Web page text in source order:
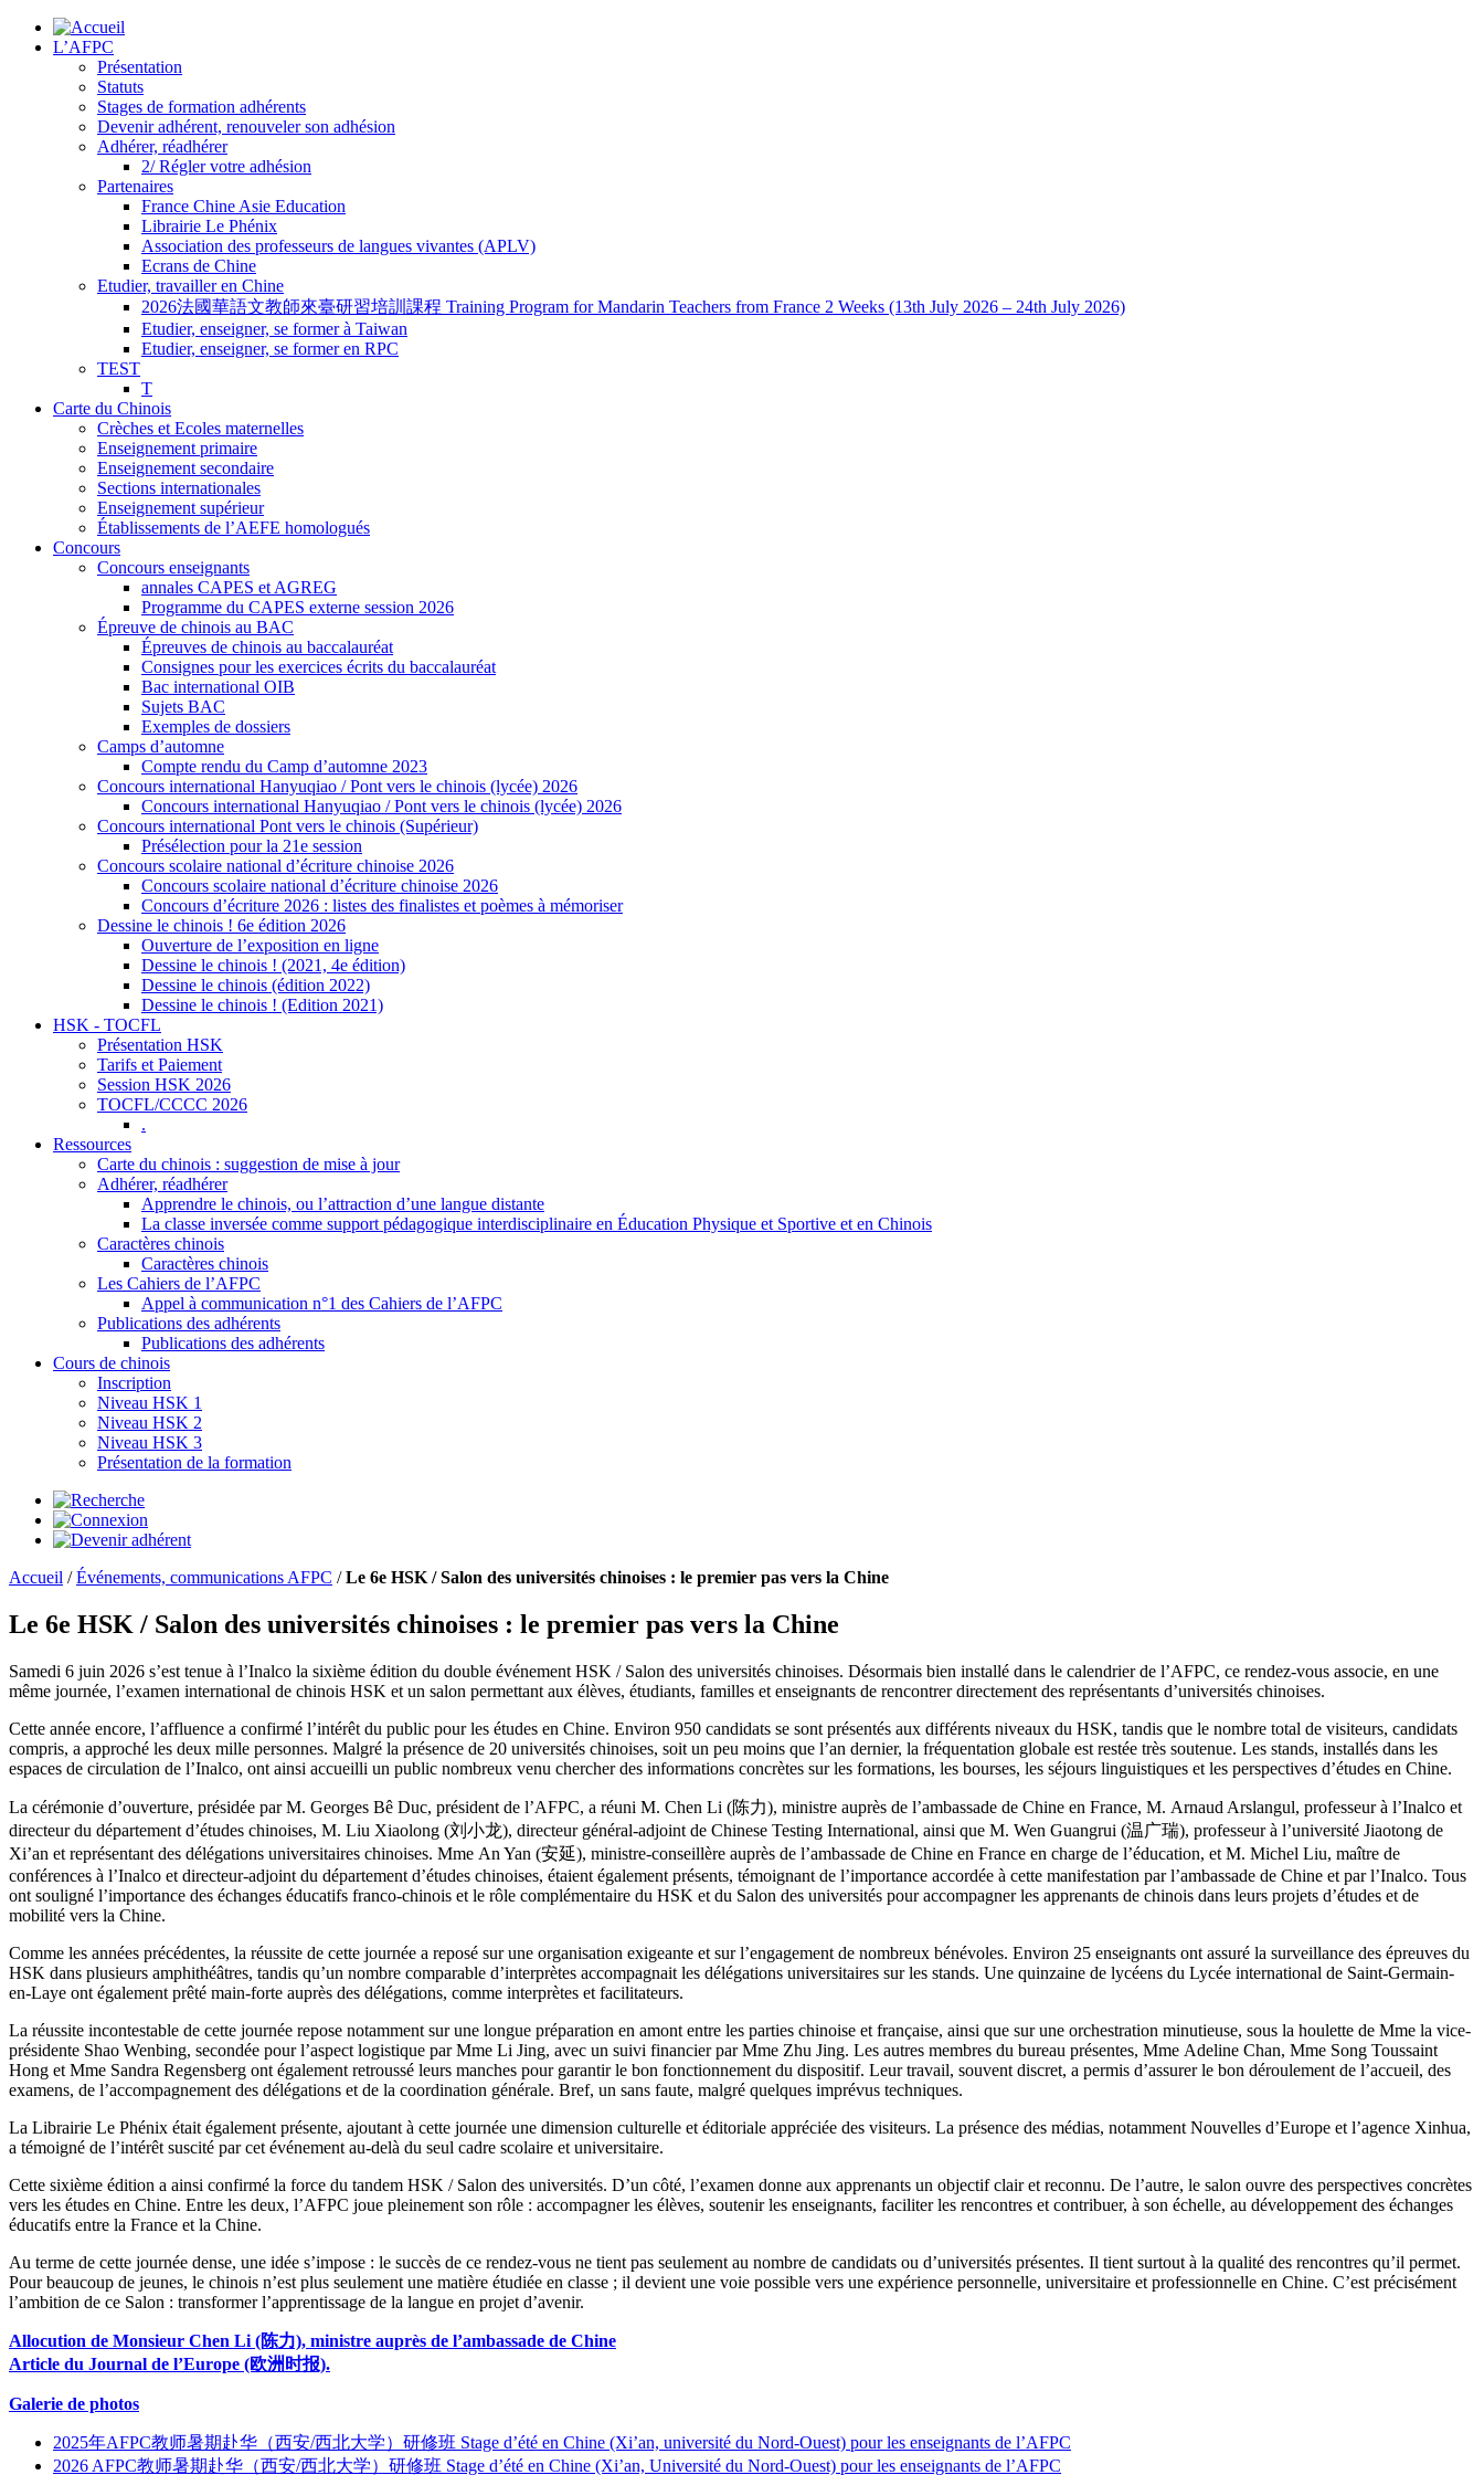
L’AFPC
Présentation
Statuts
Stages de formation adhérents
Devenir adhérent, renouveler son adhésion
Adhérer, réadhérer
2/ Régler votre adhésion
Partenaires
France Chine Asie Education
Librairie Le Phénix
Association des professeurs de langues vivantes (APLV)
Ecrans de Chine
Etudier, travailler en Chine
2026法國華語文教師來臺研習培訓課程 Training Program for Mandarin Teachers from France 2 Weeks (13th July 2026 – 24th July 2026)
Etudier, enseigner, se former à Taiwan
Etudier, enseigner, se former en RPC
TEST
T
Carte du Chinois
Crèches et Ecoles maternelles
Enseignement primaire
Enseignement secondaire
Sections internationales
Enseignement supérieur
Établissements de l’AEFE homologués
Concours
Concours enseignants
annales CAPES et AGREG
Programme du CAPES externe session 2026
Épreuve de chinois au BAC
Épreuves de chinois au baccalauréat
Consignes pour les exercices écrits du baccalauréat
Bac international OIB
Sujets BAC
Exemples de dossiers
Camps d’automne
Compte rendu du Camp d’automne 2023
Concours international Hanyuqiao / Pont vers le chinois (lycée) 2026
Concours international Hanyuqiao / Pont vers le chinois (lycée) 2026
Concours international Pont vers le chinois (Supérieur)
Présélection pour la 21e session
Concours scolaire national d’écriture chinoise 2026
Concours scolaire national d’écriture chinoise 2026
Concours d’écriture 2026 : listes des finalistes et poèmes à mémoriser
Dessine le chinois ! 6e édition 2026
Ouverture de l’exposition en ligne
Dessine le chinois ! (2021, 4e édition)
Dessine le chinois (édition 2022)
Dessine le chinois ! (Edition 2021)
HSK - TOCFL
Présentation HSK
Tarifs et Paiement
Session HSK 2026
TOCFL/CCCC 2026
.
Ressources
Carte du chinois : suggestion de mise à jour
Adhérer, réadhérer
Apprendre le chinois, ou l’attraction d’une langue distante
La classe inversée comme support pédagogique interdisciplinaire en Éducation Physique et Sportive et en Chinois
Caractères chinois
Caractères chinois
Les Cahiers de l’AFPC
Appel à communication n°1 des Cahiers de l’AFPC
Publications des adhérents
Publications des adhérents
Cours de chinois
Inscription
Niveau HSK 1
Niveau HSK 2
Niveau HSK 3
Présentation de la formation
Accueil /Événements, communications AFPC /Le 6e HSK / Salon des universités chinoises : le premier pas vers la Chine
Le 6e HSK / Salon des universités chinoises : le premier pas vers la Chine
Samedi 6 juin 2026 s’est tenue à l’Inalco la sixième édition du double événement HSK / Salon des universités chinoises. Désormais bien installé dans le calendrier de l’AFPC, ce rendez-vous associe, en une
même journée, l’examen international de chinois HSK et un salon permettant aux élèves, étudiants, familles et enseignants de rencontrer directement des représentants d’universités chinoises.
Cette année encore, l’affluence a confirmé l’intérêt du public pour les études en Chine. Environ 950 candidats se sont présentés aux différents niveaux du HSK, tandis que le nombre total de visiteurs, candidats
compris, a approché les deux mille personnes. Malgré la présence de 20 universités chinoises, soit un peu moins que l’an dernier, la fréquentation globale est restée très soutenue. Les stands, installés dans les
espaces de circulation de l’Inalco, ont ainsi accueilli un public nombreux venu chercher des informations concrètes sur les formations, les bourses, les séjours linguistiques et les perspectives d’études en Chine.
La cérémonie d’ouverture, présidée par M. Georges Bê Duc, président de l’AFPC, a réuni M. Chen Li (陈力), ministre auprès de l’ambassade de Chine en France, M. Arnaud Arslangul, professeur à l’Inalco et
directeur du département d’études chinoises, M. Liu Xiaolong (刘小龙), directeur général-adjoint de Chinese Testing International, ainsi que M. Wen Guangrui (温广瑞), professeur à l’université Jiaotong de
Xi’an et représentant des délégations universitaires chinoises. Mme An Yan (安延), ministre-conseillère auprès de l’ambassade de Chine en France en charge de l’éducation, et M. Michel Liu, maître de
conférences à l’Inalco et directeur-adjoint du département d’études chinoises, étaient également présents, témoignant de l’importance accordée à cette manifestation par l’ambassade de Chine et par l’Inalco. Tous
ont souligné l’importance des échanges éducatifs franco-chinois et le rôle complémentaire du HSK et du Salon des universités pour accompagner les apprenants de chinois dans leurs projets d’études et de
mobilité vers la Chine.
Comme les années précédentes, la réussite de cette journée a reposé sur une organisation exigeante et sur l’engagement de nombreux bénévoles. Environ 25 enseignants ont assuré la surveillance des épreuves du
HSK dans plusieurs amphithéâtres, tandis qu’un nombre comparable d’interprètes accompagnait les délégations universitaires sur les stands. Une quinzaine de lycéens du Lycée international de Saint-Germain-
en-Laye ont également prêté main-forte auprès des délégations, comme interprètes et facilitateurs.
La réussite incontestable de cette journée repose notamment sur une longue préparation en amont entre les parties chinoise et française, ainsi que sur une orchestration minutieuse, sous la houlette de Mme la vice-
présidente Shao Wenbing, secondée pour l’aspect logistique par Mme Li Jing, avec un suivi financier par Mme Zhu Jing. Les autres membres du bureau présentes, Mme Adeline Chan, Mme Song Toussaint
Hong et Mme Sandra Regensberg ont également retroussé leurs manches pour garantir le bon fonctionnement du dispositif. Leur travail, souvent discret, a permis d’assurer le bon déroulement de l’accueil, des
examens, de l’accompagnement des délégations et de la coordination générale. Bref, un sans faute, malgré quelques imprévus techniques.
La Librairie Le Phénix était également présente, ajoutant à cette journée une dimension culturelle et éditoriale appréciée des visiteurs. La présence des médias, notamment Nouvelles d’Europe et l’agence Xinhua,
a témoigné de l’intérêt suscité par cet événement au-delà du seul cadre scolaire et universitaire.
Cette sixième édition a ainsi confirmé la force du tandem HSK / Salon des universités. D’un côté, l’examen donne aux apprenants un objectif clair et reconnu. De l’autre, le salon ouvre des perspectives concrètes
vers les études en Chine. Entre les deux, l’AFPC joue pleinement son rôle : accompagner les élèves, soutenir les enseignants, faciliter les rencontres et contribuer, à son échelle, au développement des échanges
éducatifs entre la France et la Chine.
Au terme de cette journée dense, une idée s’impose : le succès de ce rendez-vous ne tient pas seulement au nombre de candidats ou d’universités présentes. Il tient surtout à la qualité des rencontres qu’il permet.
Pour beaucoup de jeunes, le chinois n’est plus seulement une matière étudiée en classe ; il devient une voie possible vers une expérience personnelle, universitaire et professionnelle en Chine. C’est précisément
l’ambition de ce Salon : transformer l’apprentissage de la langue en projet d’avenir.
Allocution de Monsieur Chen Li (陈力), ministre auprès de l’ambassade de Chine
Article du Journal de l’Europe (欧洲时报).
Galerie de photos
2025年AFPC教师暑期赴华（西安/西北大学）研修班 Stage d’été en Chine (Xi’an, université du Nord-Ouest) pour les enseignants de l’AFPC
2026 AFPC教师暑期赴华（西安/西北大学）研修班 Stage d’été en Chine (Xi’an, Université du Nord-Ouest) pour les enseignants de l’AFPC